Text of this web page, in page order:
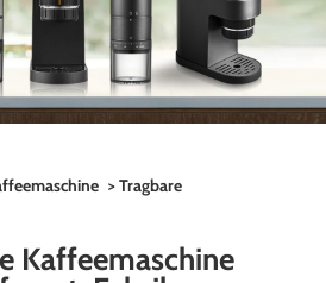
> Tragbare
Kaffeemaschine